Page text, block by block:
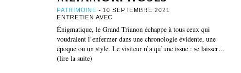
PATRIMOINE - 10 SEPTEMBRE 2021
ENTRETIEN AVEC
Énigmatique, le Grand Trianon échappe à tous ceux qui
voudraient l’enfermer dans une chronologie évidente, une
époque ou un style. Le visiteur n’a qu’une issue : se laisser…
(lire la suite)